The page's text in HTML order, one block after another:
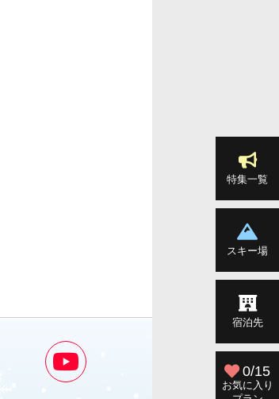
特集一覧
スキー場
宿泊先
0/15
お気に入り